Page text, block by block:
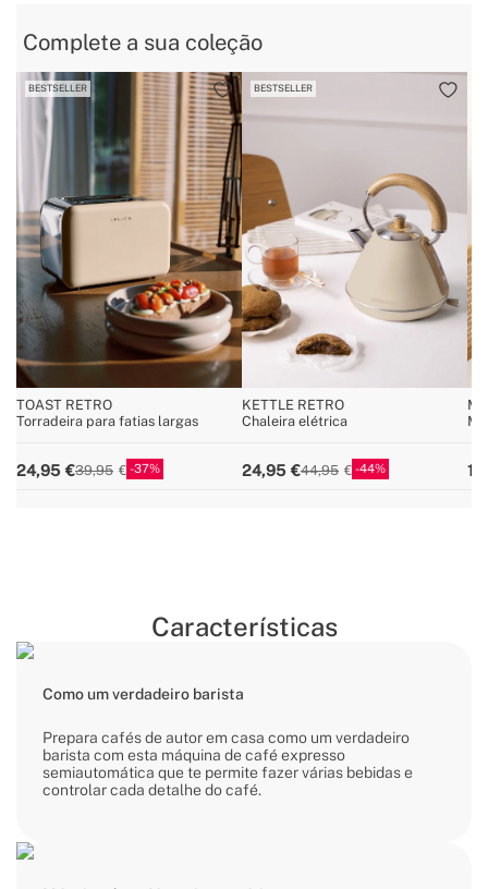
Complete a sua coleção
BESTSELLER
TOAST RETRO
Torradeira para fatias largas
24,95 39,95 37
BESTSELLER
KETTLE RETRO
Chaleira elétrica
24,95 44,95 44
Características
Como um verdadeiro barista
Prepara cafés de autor em casa como um verdadeiro
barista com esta máquina de café expresso
semiautomática que te permite fazer várias bebidas e
controlar cada detalhe do café.